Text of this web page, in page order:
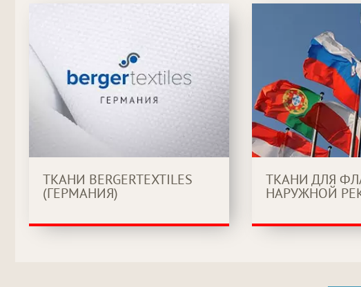
ТКАНИ BERGERTEXTILES
(ГЕРМАНИЯ)
ТКАНИ ДЛЯ
НАРУЖНОЙ